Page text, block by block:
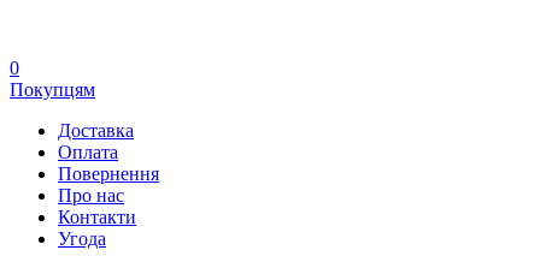
0
Покупцям
Доставка
Оплата
Повернення
Про нас
Контакти
Угода